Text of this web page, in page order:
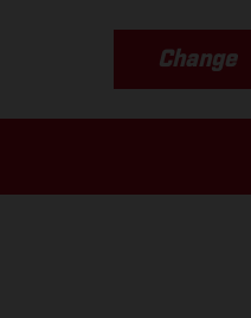
Change